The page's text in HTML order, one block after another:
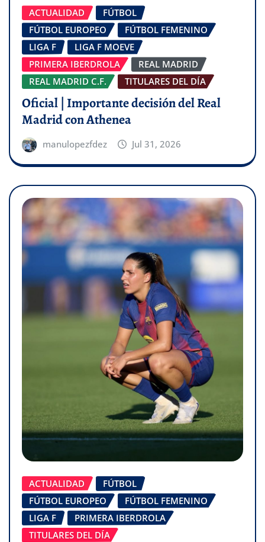
ACTUALIDAD
FÚTBOL
FÚTBOL EUROPEO
FÚTBOL FEMENINO
LIGA F
LIGA F MOEVE
PRIMERA IBERDROLA
REAL MADRID
REAL MADRID C.F.
TITULARES DEL DÍA
Oficial | Importante decisión del Real
Madrid con Athenea
manulopezfdez Jul 31, 2026
ACTUALIDAD
FÚTBOL
FÚTBOL EUROPEO
FÚTBOL FEMENINO
LIGA F
PRIMERA IBERDROLA
TITULARES DEL DÍA